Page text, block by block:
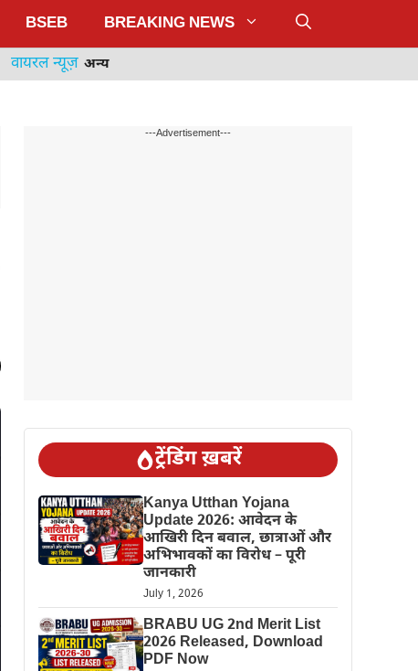
BSEB BREAKING NEWS
वायरल न्यूज़ अन्य
---Advertisement---
ट्रेंडिंग ख़बरें
Kanya Utthan Yojana
Update 2026: आवेदन के
आखिरी दिन बवाल, छात्राओं और
अभिभावकों का विरोध – पूरी
जानकारी
July 1, 2026
BRABU UG 2nd Merit List
2026 Released, Download
PDF Now